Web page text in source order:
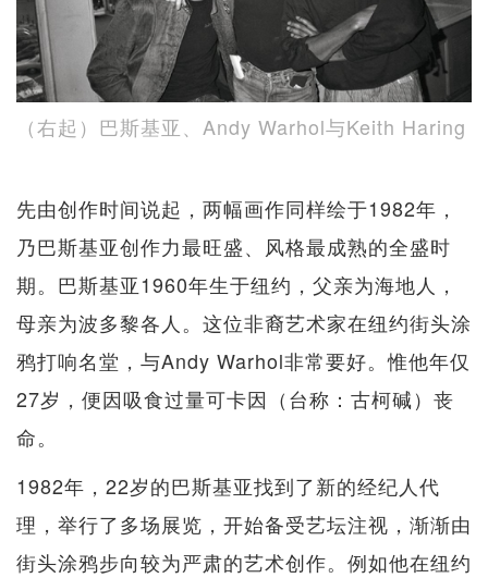
（右起）巴斯基亚、Andy Warhol与Keith Haring
先由创作时间说起，两幅画作同样绘于1982年，
乃巴斯基亚创作力最旺盛、风格最成熟的全盛时
期。巴斯基亚1960年生于纽约，父亲为海地人，
母亲为波多黎各人。这位非裔艺术家在纽约街头涂
鸦打响名堂，与Andy Warhol非常要好。惟他年仅
27岁，便因吸食过量可卡因（台称：古柯碱）丧
命。
1982年，22岁的巴斯基亚找到了新的经纪人代
理，举行了多场展览，开始备受艺坛注视，渐渐由
街头涂鸦步向较为严肃的艺术创作。例如他在纽约